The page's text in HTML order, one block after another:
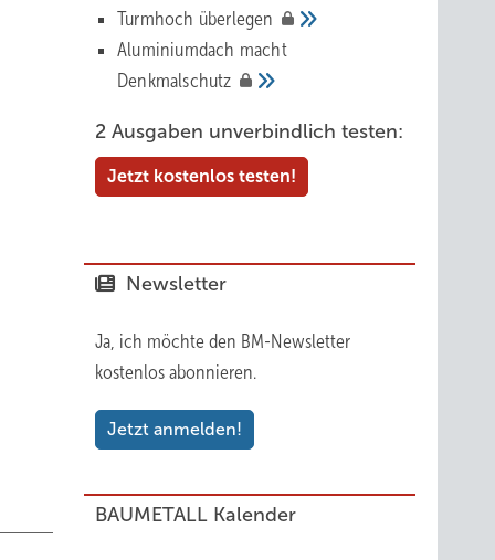
über
300
Tur mhoch überlegen
Aluminiumdach macht
Denkmalschutz
2 Ausgaben unverbindlich testen:
Jetzt kostenlos testen!
Newsletter
Ja, ich möchte den BM-Newsletter
kostenlos abonnieren.
Jetzt anmelden!
BAUMETALL Kalender